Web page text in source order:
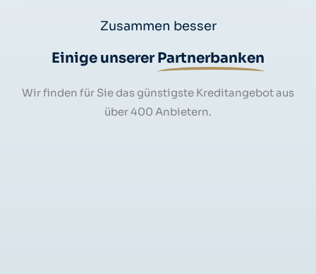
Zusammen besser
Einige unsererPartnerbanken
Wir finden für Sie das günstigste Kreditangebot aus
über 400 Anbietern.